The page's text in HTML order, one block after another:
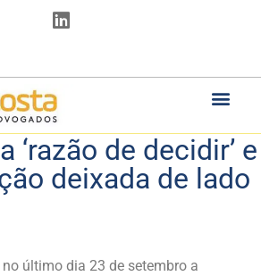
‘razão de decidir’ e
deixada de lado
último dia 23 de setembro a